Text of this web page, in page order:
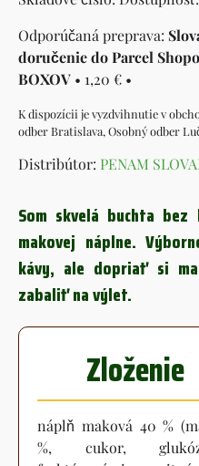
doručenie do Parcel
BOXOV • 1,20 € •
odber Bratislava, Osobný odber
Distribútor: PENAM
Som skvelá buchta
makovej náplne.
kávy, ale dopriať si
zabaliť na výlet.
Zloženie
náplň maková 40 %
%, cukor,